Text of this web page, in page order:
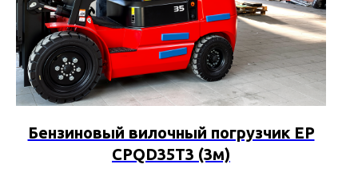
Бензиновый вилочный погрузчик EP
CPQD35T3 (3м)